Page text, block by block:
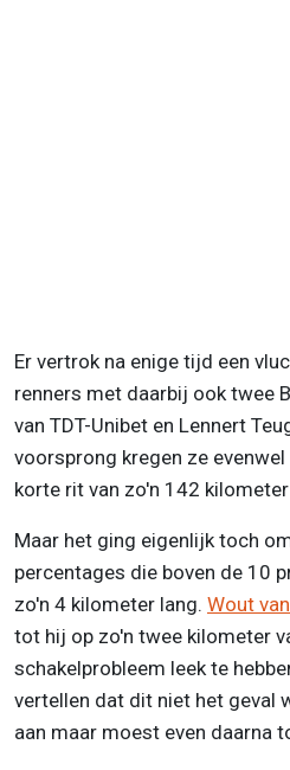
Er vertrok na enige tijd een
renners met daarbij ook twee
van TDT-Unibet en Lennert
voorsprong kregen ze
korte rit van zo'n 142
Maar het ging eigenlijk toch
percentages die boven de 10
zo'n 4 kilometer lang. Wout
tot hij op zo'n twee kilometer
schakelprobleem leek te
vertellen dat dit niet het geval
aan maar moest even daarna